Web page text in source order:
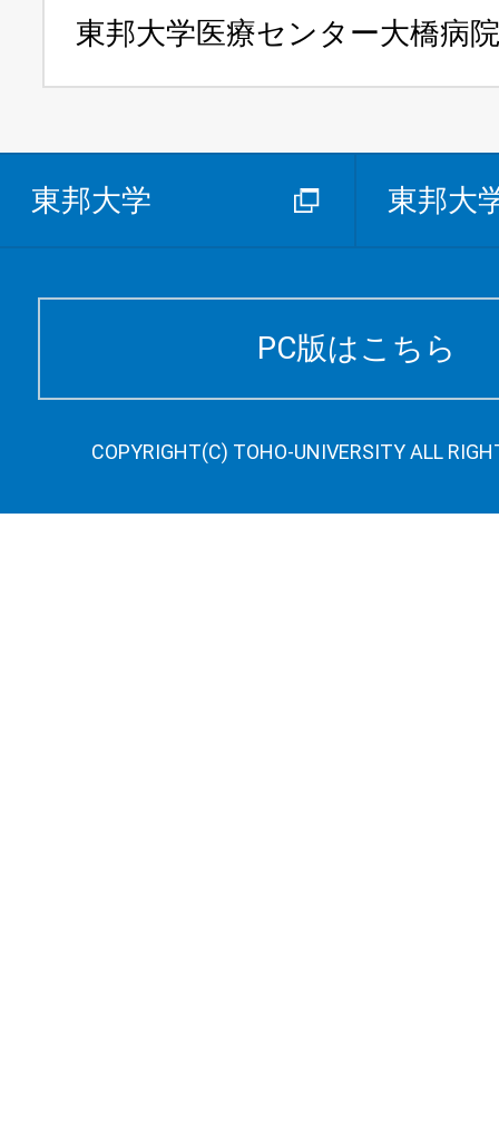
東邦大学医療センター大橋病
東邦大学 東邦大
PC版はこちら
COPYRIGHT(C) TOHO-UNIVERSITY ALL